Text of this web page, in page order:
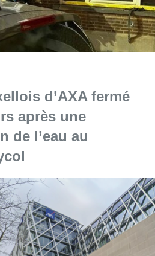
l'article "Le siège bruxellois
à la station